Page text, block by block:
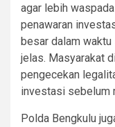
agar lebih
penawaran
besar dalam waktu
jelas. Masyarakat
pengecekan
investasi sebelum
Polda Bengkulu